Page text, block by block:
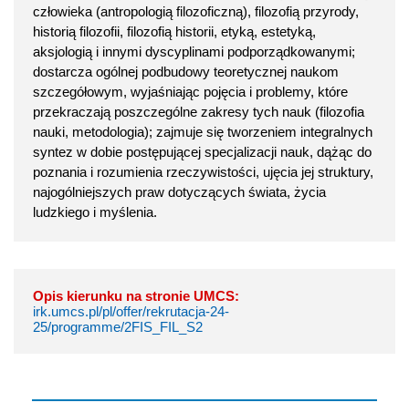
człowieka (antropologią filozoficzną), filozofią przyrody,
historią filozofii, filozofią historii, etyką, estetyką,
aksjologią i innymi dyscyplinami podporządkowanymi;
dostarcza ogólnej podbudowy teoretycznej naukom
szczegółowym, wyjaśniając pojęcia i problemy, które
przekraczają poszczególne zakresy tych nauk (filozofia
nauki, metodologia); zajmuje się tworzeniem integralnych
syntez w dobie postępującej specjalizacji nauk, dążąc do
poznania i rozumienia rzeczywistości, ujęcia jej struktury,
najogólniejszych praw dotyczących świata, życia
ludzkiego i myślenia.
Opis kierunku na stronie UMCS:
irk.umcs.pl/pl/offer/rekrutacja-24-
25/programme/2FIS_FIL_S2